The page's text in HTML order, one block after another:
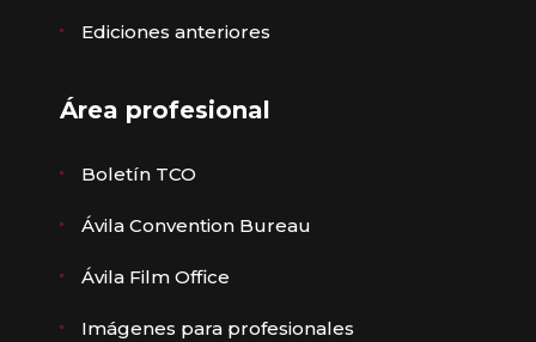
Ediciones anteriores
Área profesional
Boletín TCO
Ávila Convention Bureau
Ávila Film Office
Imágenes para profesionales